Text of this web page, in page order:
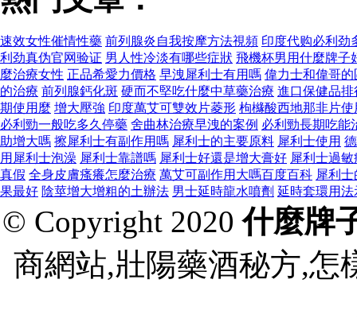
速效女性催情性藥 前列腺炎自我按摩方法視頻 印度代购必利劲
利劲真伪官网验证 男人性冷淡有哪些症狀 飛機杯男用什麼牌子
麼治療女性 正品希愛力價格 早洩犀利士有用嗎 偉力士和偉哥的
的治療 前列腺鈣化斑 硬而不堅吃什麼中草藥治療 進口保健品
期使用麼 增大壓強 印度萬艾可雙效片菱形 枸櫞酸西地那非片使
必利勁一般吃多久停藥 舍曲林治療早洩的案例 必利勁長期吃能
助增大嗎 擦犀利士有副作用嗎 犀利士的主要原料 犀利士使用
用犀利士泡澡 犀利士靠譜嗎 犀利士好還是增大膏好 犀利士過
真假 全身皮膚瘙癢怎麼治療 萬艾可副作用大嗎百度百科 犀利
果最好 陰莖增大增粗的土辦法 男士延時龍水噴劑 延時套環用法
© Copyright 2020什麼牌
商網站,壯陽藥酒秘方,怎